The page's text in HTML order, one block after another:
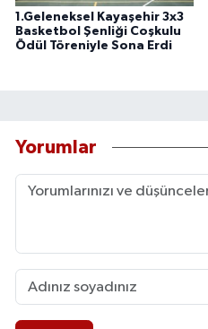
1.Geleneksel Kayaşehir 3x3
Basketbol Şenliği Coşkulu
Ödül Töreniyle Sona Erdi
Yorumlar